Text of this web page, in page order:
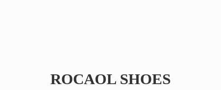
ROCAOL SHOES